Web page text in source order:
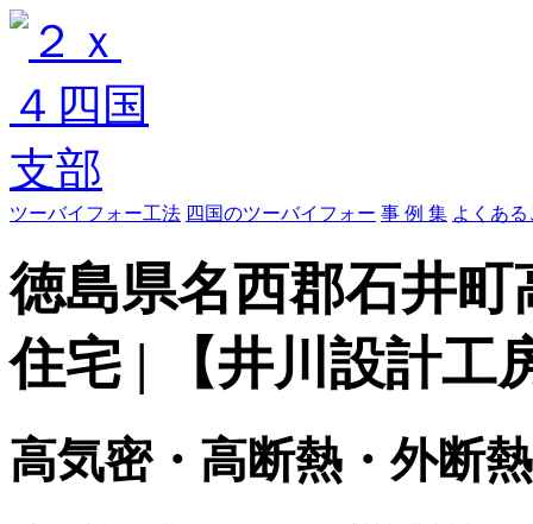
ツーバイフォー工法 四国のツーバイフォー 事 例 集 よくあ
徳島県名西郡石井
住宅 | 【井川設計工
高気密・高断熱・外断熱